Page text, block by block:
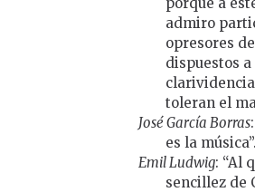
admiro
opresores
dispuestos
toleran el
José García Borras
es la música”.
Emil Ludwig: “Al
sencillez de